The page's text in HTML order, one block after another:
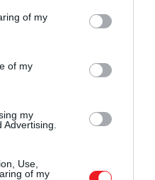
You may click to
and its third-party tags to
purposes in below Google
of my
of my
my
Use,
of my